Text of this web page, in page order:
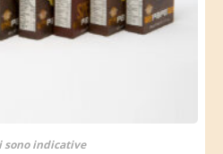
sono indicative